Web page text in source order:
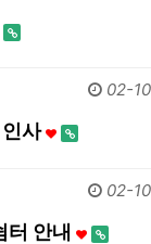
02-10
사
02-10
터 안내